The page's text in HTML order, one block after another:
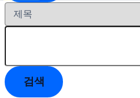
검색